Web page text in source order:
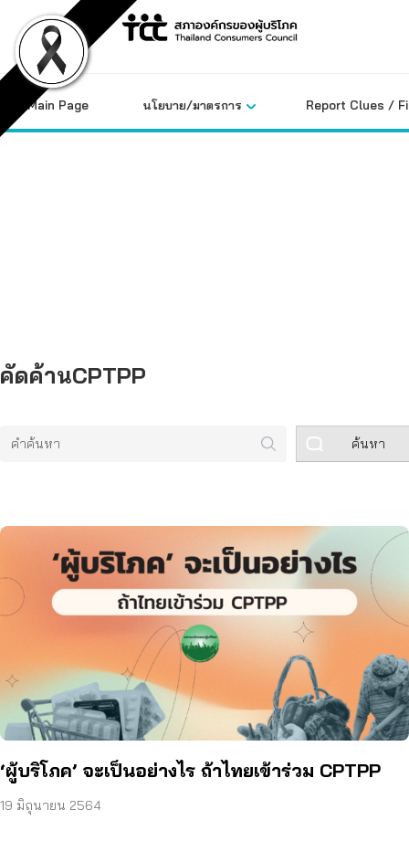
content
Main Page นโยบาย/มาตรการ Report Clues /
คัดค้านCPTPP
ค้นหา
‘ผู้บริโภค’ จะเป็นอย่างไร ถ้าไทยเข้าร่วม CPTPP
19 มิถุนายน 2564